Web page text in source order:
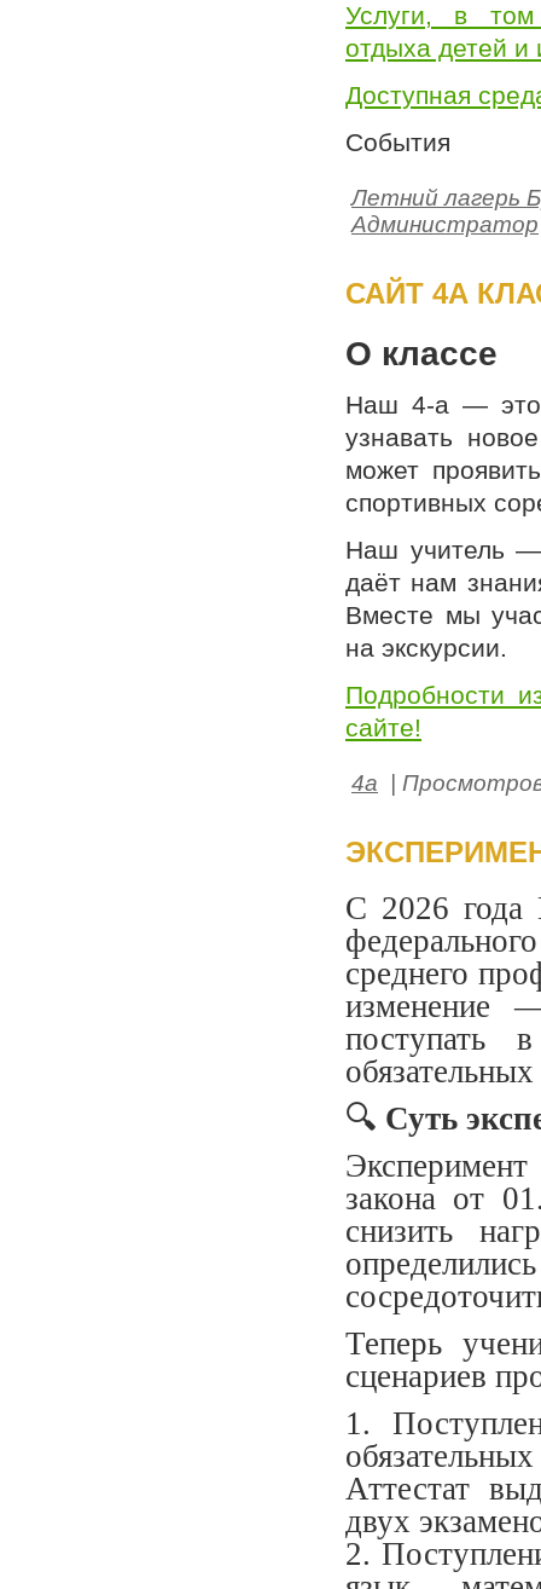
Услуги, в том
отдыха детей и
Доступная
События
Летний лагерь
Администратор
САЙТ 4А
О классе
Наш 4-а — это
узнавать
может
спортивных
Наш учитель
даёт нам
Вместе мы
на экскурсии.
Подробности
сайте!
4а |
С 2026 года
среднего
изменение
поступать
🔍 Суть
закона от
снизить
Теперь
сценариев
1.
Аттестат
двух
2.